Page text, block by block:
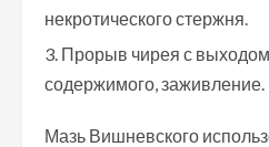
некротического стержня.
Прорыв чирея с выходом
содержимого, заживление.
Мазь Вишневского